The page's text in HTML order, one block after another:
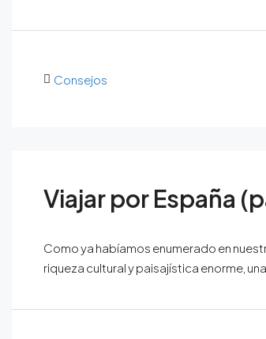
Consejos
Viajar por España
Como ya habíamos enumerado en
riqueza cultural y paisajística enorme,